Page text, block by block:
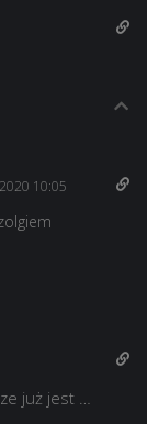
10:05
już jest …